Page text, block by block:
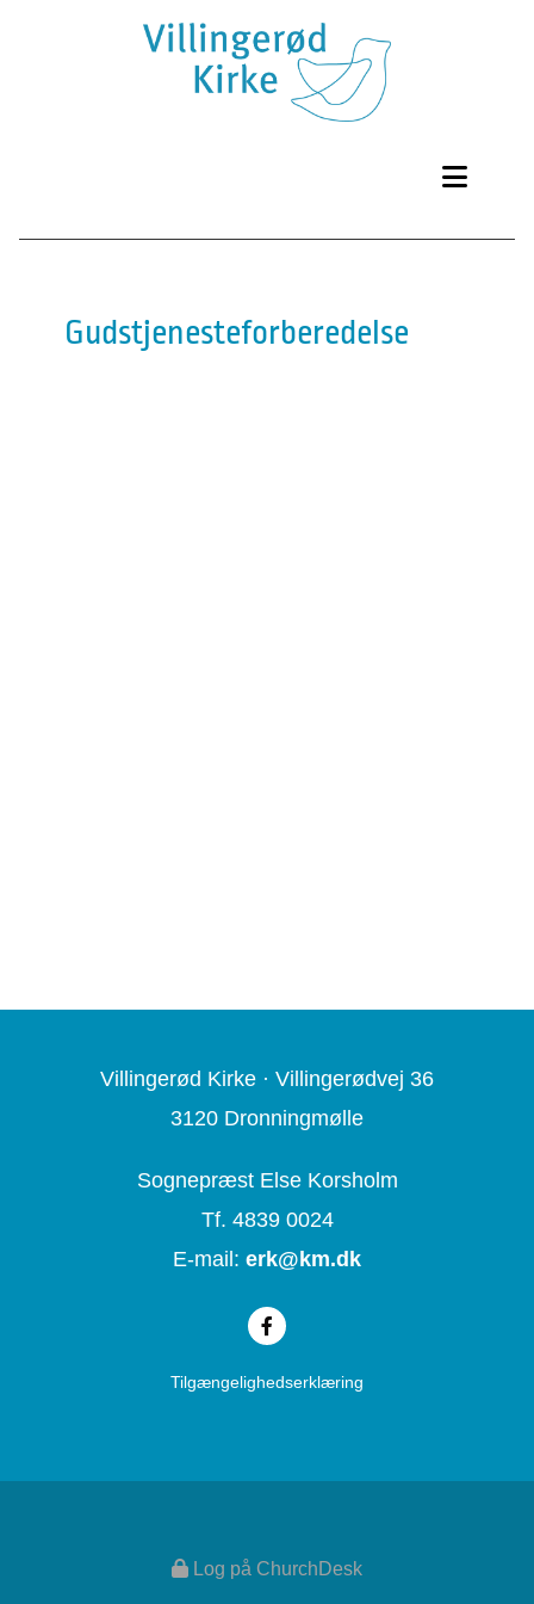
Gudstjenesteforberedelse
Villingerød Kirke · Villingerødvej 36
3120 Dronningmølle
Sognepræst Else Korsholm
Tf. 4839 0024
E-mail: erk@km.dk
Tilgængelighedserklæring
Log på ChurchDesk